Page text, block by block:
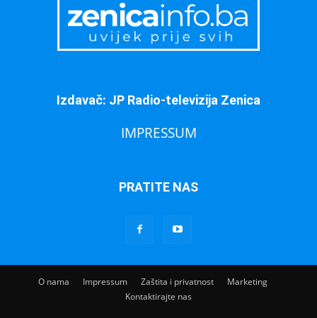
Izdavač: JP Radio-televizija Zenica
IMPRESSUM
PRATITE NAS
O nama Impressum Zaštita i privatnost
Marketing
Kontaktirajte nas